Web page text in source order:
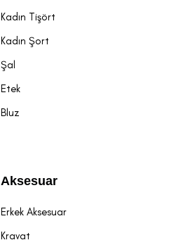
Kadın Tişört
Kadın Şort
Şal
Etek
Bluz
Aksesuar
Erkek Aksesuar
Kravat